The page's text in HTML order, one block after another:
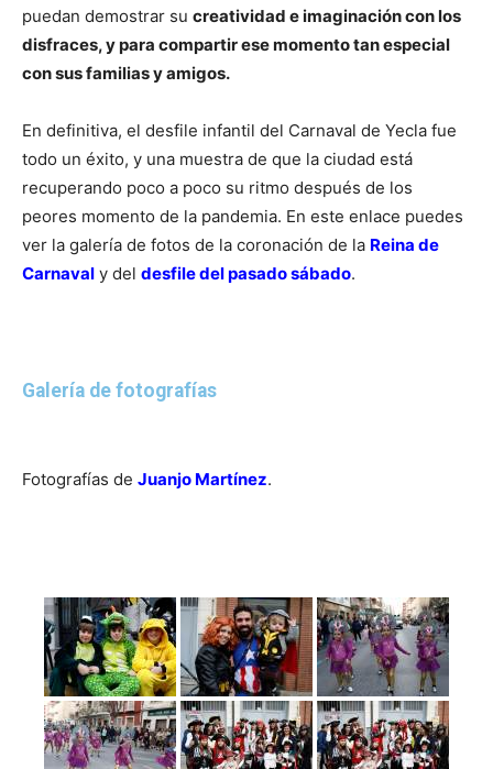
puedan demostrar su creatividad e imaginación con los
disfraces, y para compartir ese momento tan especial
con sus familias y amigos.
En definitiva, el desfile infantil del Carnaval de Yecla fue
todo un éxito, y una muestra de que la ciudad está
recuperando poco a poco su ritmo después de los
peores momento de la pandemia. En este enlace puedes
ver la galería de fotos de la coronación de la Reina de
Carnaval y del desfile del pasado sábado.
Galería de fotografías
Fotografías de Juanjo Martínez.